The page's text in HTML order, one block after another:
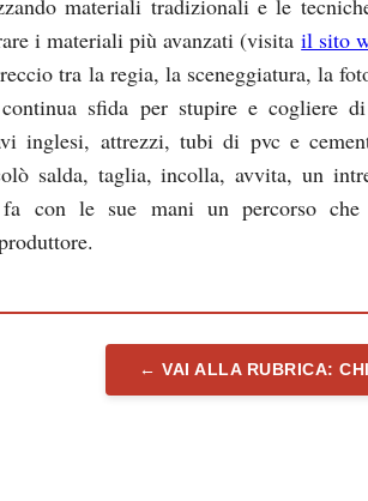
i materiali più avanzati (visitail sito
tra la regia, la sceneggiatura, la
sfida per stupire e cogliere
inglesi, attrezzi, tubi di pvc e
salda, taglia, incolla, avvita, un
con le sue mani un percorso
← VAI ALLA RUBRICA: